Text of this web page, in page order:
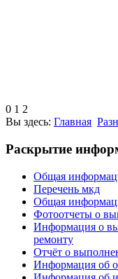
0 1 2
Вы здесь: Главная
Раскрытие
Общая
Перечень мкд
Общая
Фотоотчеты о
Информация о
ремонту
Отчёт о
Информация об